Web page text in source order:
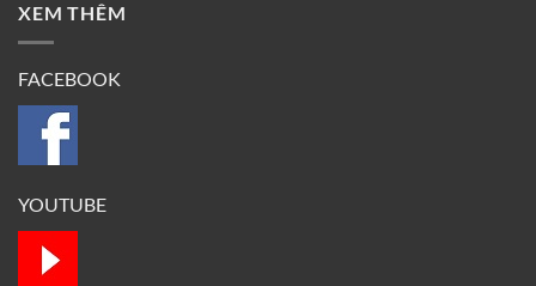
XEM THÊM
FACEBOOK
YOUTUBE